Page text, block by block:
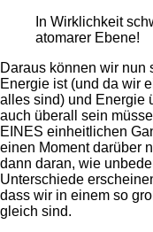
In Wirklichkeit
atomarer Ebene!
Daraus können wir nun
Energie ist (und da wir
alles sind) und Energie
auch überall sein
EINES einheitlichen
einen Moment darüber
dann daran, wie
Unterschiede
dass wir in einem so
gleich sind.